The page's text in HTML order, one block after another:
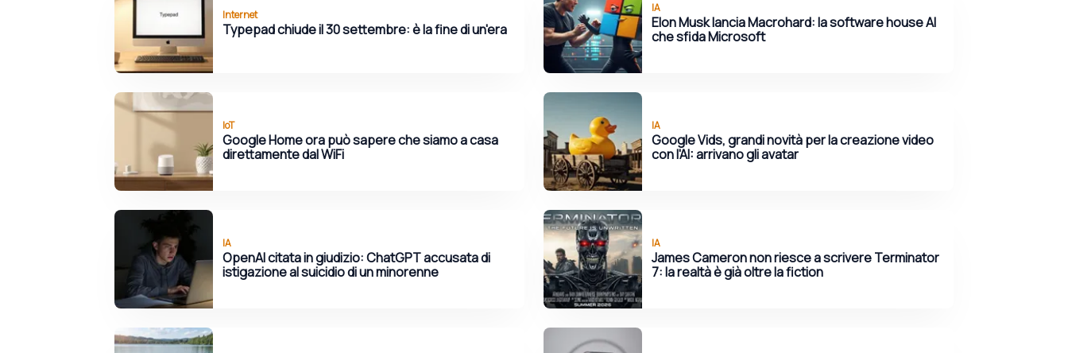
Internet
Typepad chiude il 30 settembre: è la fine di un'era
IA
Elon Musk lancia Macrohard: la software house AI
che sfida Microsoft
IoT
Google Home ora può sapere che siamo a casa
direttamente dal WiFi
IA
Google Vids, grandi novità per la creazione video
con l'AI: arrivano gli avatar
IA
OpenAI citata in giudizio: ChatGPT accusata di
istigazione al suicidio di un minorenne
IA
James Cameron non riesce a scrivere Terminator
7: la realtà è già oltre la fiction